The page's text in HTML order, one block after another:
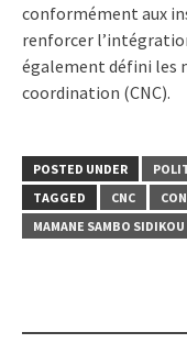
conformément aux
renforcer
également défini les
coordination (CNC).
POSTED UNDER
TAGGED
CNC
MAMANE SAMBO SIDIKOU